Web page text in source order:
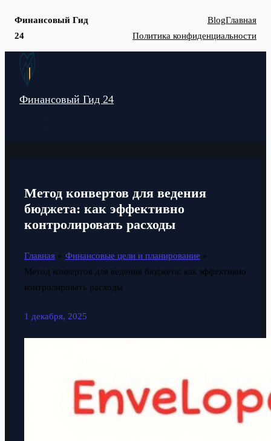
Финансовый Гид
24
BlogГлавная
Политика конфиденциальности
Перейти
Финансовый Гид 24
Метод конвертов для ведения
бюджета: как эффективно
контролировать расходы
Главная
Финансовые цели и планирование
Метод конвертов для ведения бюджета: как эффективно
контролировать расходы
1 декабря, 2025